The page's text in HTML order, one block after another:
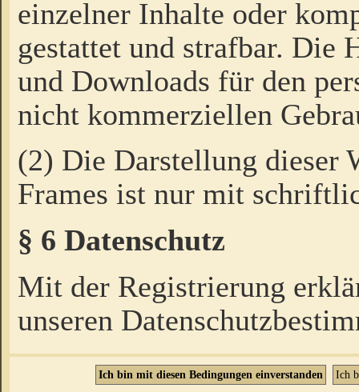
einzelner Inhalte oder
gestattet und strafbar. Die
und Downloads für den
nicht kommerziellen
(2) Die Darstellung dieser
Frames ist nur mit
§ 6 Datenschutz
Mit der Registrierung
unseren